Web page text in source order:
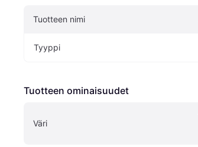
Tuotteen nimi
Tyyppi
Tuotteen ominaisuudet
Väri